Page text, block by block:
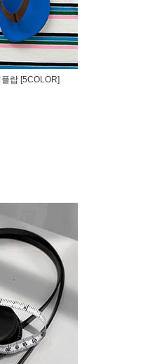
랍 [5COLOR]